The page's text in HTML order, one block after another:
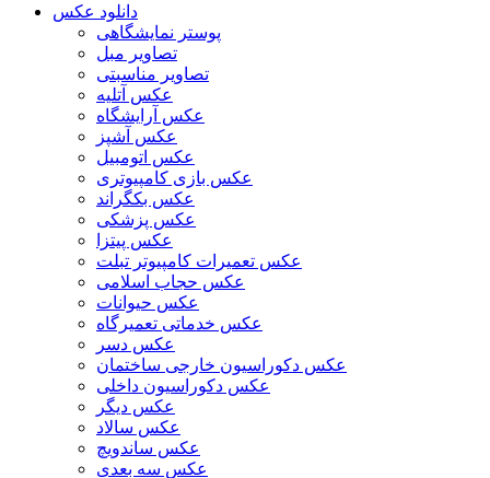
دانلود عکس
پوستر نمایشگاهی
تصاویر مبل
تصاویر مناسبتی
عکس آتلیه
عکس آرایشگاه
عکس آشپز
عکس اتومبیل
عکس بازی کامپیوتری
عکس بکگراند
عکس پزشکی
عکس پیتزا
عکس تعمیرات کامپیوتر تبلت
عکس حجاب اسلامی
عکس حیوانات
عکس خدماتی تعمیرگاه
عکس دسر
عکس دکوراسیون خارجی ساختمان
عکس دکوراسیون داخلی
عکس دیگر
عکس سالاد
عکس ساندویچ
عکس سه بعدی